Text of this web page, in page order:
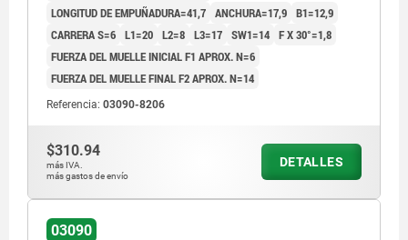
LONGITUD DE EMPUÑADURA=41,7 ANCHURA=17,9 B1=12,9
CARRERA S=6 L1=20 L2=8 L3=17 SW1=14 F X 30°=1,8
FUERZA DEL MUELLE INICIAL F1 APROX. N=6
FUERZA DEL MUELLE FINAL F2 APROX. N=14
Referencia: 03090-8206
$310.94
más IVA.
más gastos de envío
DETALLES
03090